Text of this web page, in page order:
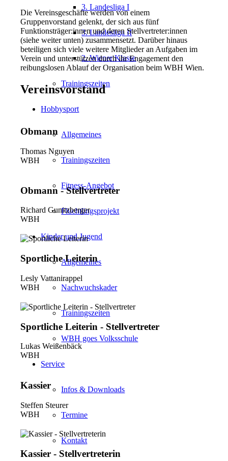
3. Landesliga I
3. Landesliga II
2. Wiener Klasse
Trainingszeiten
Hobbysport
Allgemeines
Trainingszeiten
Fitness-Angebot
Flüchtlingsprojekt
Kinder und Jugend
Allgemeines
Nachwuchskader
Trainingszeiten
WBH goes Volksschule
Service
Infos & Downloads
Termine
Kontakt
Die Vereinsgeschäfte werden von einem
Gruppenvorstand gelenkt, der sich aus fünf
Funktionsträger:innen und deren Stellvertreter:innen
(siehe weiter unten) zusammensetzt. Darüber hinaus
beteiligen sich viele weitere Mitglieder an Aufgaben im
Verein und unterstützen durch ihr Engagement den
reibungslosen Ablauf der Organisation beim WBH Wien.
Vereinsvorstand
Obmann
Thomas Nguyen
WBH
Obmann - Stellvertreter
Richard Gunitzberger
WBH
Sportliche Leiterin
Lesly Vattanirappel
WBH
Sportliche Leiterin - Stellvertreter
Lukas Weißenbäck
WBH
Kassier
Steffen Steurer
WBH
Kassier - Stellvertreterin